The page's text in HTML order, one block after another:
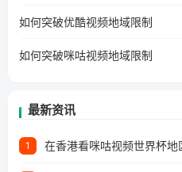
工作、留学、定居等，
所困扰。
如何突破优酷视频地域限制
如何突破咪咕视频地域限制
最新资讯
1